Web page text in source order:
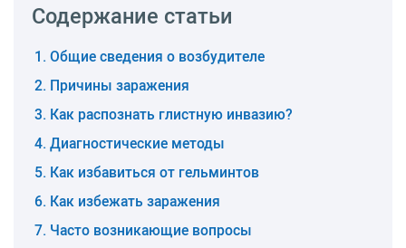
Содержание статьи
Общие сведения о возбудителе
Причины заражения
Как распознать глистную инвазию?
Диагностические методы
Как избавиться от гельминтов
Как избежать заражения
Часто возникающие вопросы